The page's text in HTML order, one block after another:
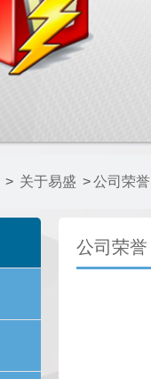
> 关于易盛 >公司荣誉
公司荣誉